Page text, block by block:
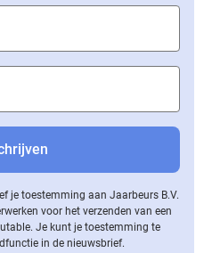
je toestemming aan Jaarbeurs B.V.
voor het verzenden van een
Je kunt je toestemming te
in de nieuwsbrief.